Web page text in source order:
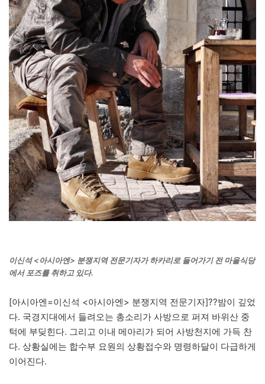
이신석 <아시아엔> 분쟁지역 전문기자가 하카리로 들어가기 전 마을식당
에서 포즈를 취하고 있다.
[아시아엔=이신석 <아시아엔> 분쟁지역 전문기자]??밤이 깊었
다. 국경지대에서 들려오는 총소리가 사방으로 퍼져 바위산 중
턱에 부딪힌다. 그리고 이내 메아리가 되어 사방천지에 가득 찬
다. 상황실에는 합수부 요원의 상황접수와 명령하달이 다급하게
이어진다.